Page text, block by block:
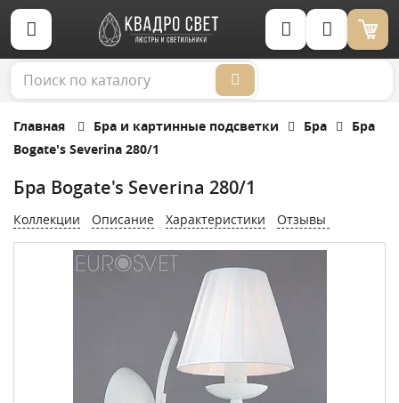
Корзина (0)
Главная Бра и картинные подсветки Бра
Бра
Bogate's Severina 280/1
Бра Bogate's Severina 280/1
Коллекции Описание Характеристики Отзывы